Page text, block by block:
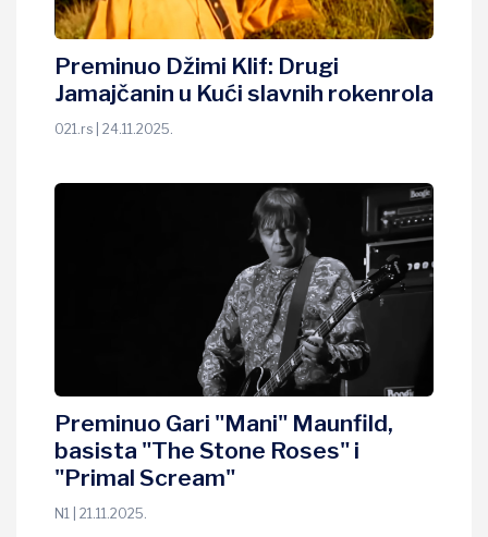
Preminuo Džimi Klif: Drugi
Jamajčanin u Kući slavnih rokenrola
021.rs | 24.11.2025.
Preminuo Gari "Mani" Maunfild,
basista "The Stone Roses" i
"Primal Scream"
N1 | 21.11.2025.